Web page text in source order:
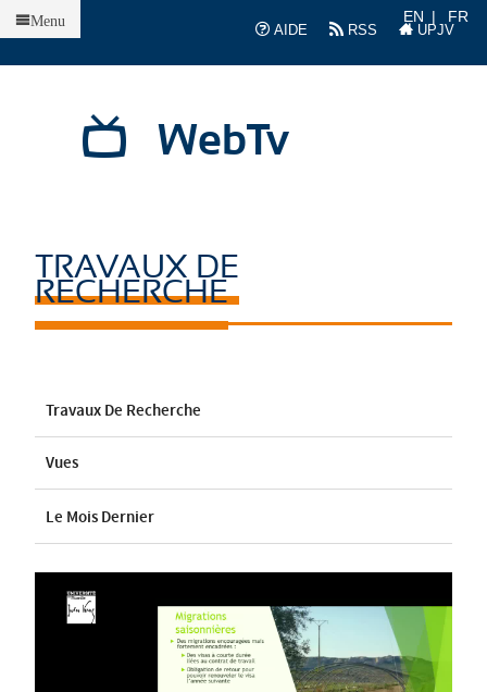
AIDE
RSS UPJV
EN FR
WebTv
Menu
TRAVAUX DE
RECHERCHE
Travaux De Recherche
Vues
Le Mois Dernier